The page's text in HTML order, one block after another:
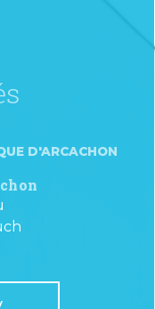
D'ARCACHON